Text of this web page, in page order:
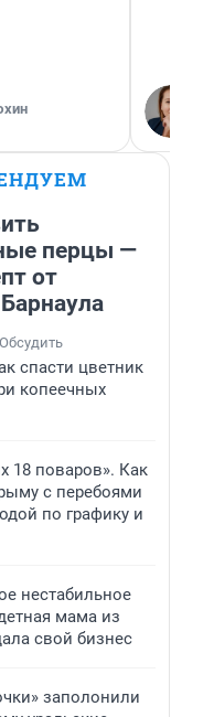
перцы —
от
Обсудить
спасти цветник
копеечных
18 поваров». Как
с перебоями
по графику и
нестабильное
мама из
свой бизнес
заполонили